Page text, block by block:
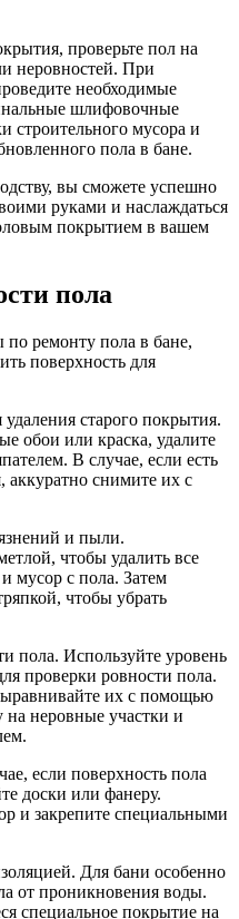
проверьте пол на
неровностей. При
необходимые
шлифовочные
строительного мусора и
пола в бане.
вы сможете успешно
руками и наслаждаться
покрытием в вашем
пола
ремонту пола в бане,
поверхность для
старого покрытия.
обои или краска, удалите
В случае, если есть
аккуратно снимите их с
и пыли.
чтобы удалить все
мусор с пола. Затем
чтобы убрать
пола. Используйте уровень
проверки ровности пола.
их с помощью
неровные участки и
если поверхность пола
доски или фанеру.
и закрепите специальными
Для бани особенно
от проникновения воды.
специальное покрытие на